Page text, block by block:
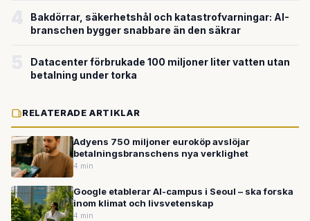
Bakdörrar, säkerhetshål och katastrofvarningar: AI-
branschen bygger snabbare än den säkrar
Datacenter förbrukade 100 miljoner liter vatten utan
betalning under torka
RELATERADE ARTIKLAR
Adyens 750 miljoner euroköp avslöjar
betalningsbranschens nya verklighet
4 min
Google etablerar AI-campus i Seoul – ska forska
inom klimat och livsvetenskap
4 min